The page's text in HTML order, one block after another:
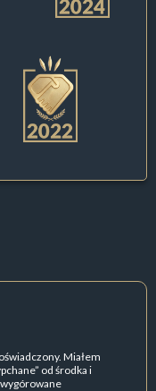
Miałem
od środka i
wygórowane